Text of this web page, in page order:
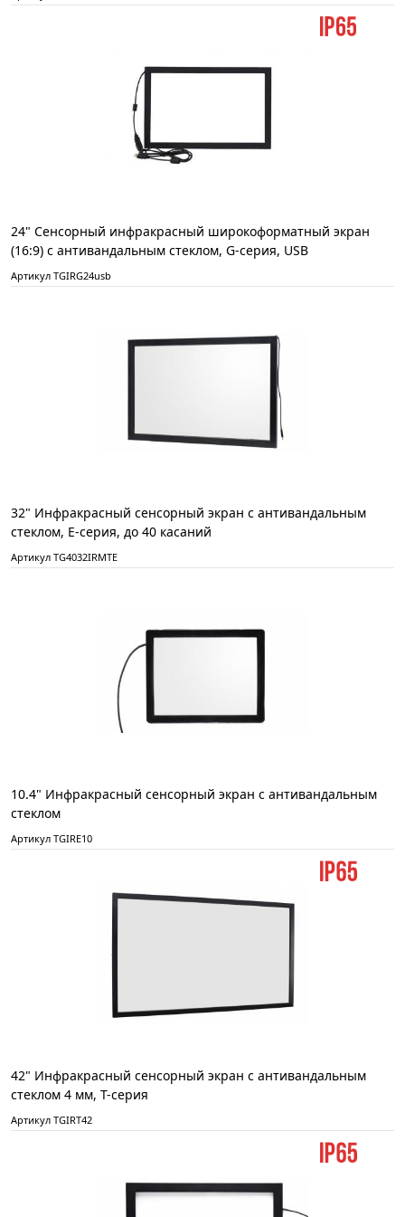
24" Сенсорный инфракрасный широкоформатный экран
(16:9) с антивандальным стеклом, G-серия, USB
Артикул TGIRG24usb
32" Инфракрасный сенсорный экран с антивандальным
стеклом, Е-серия, до 40 касаний
Артикул TG4032IRMTE
10.4" Инфракрасный сенсорный экран с антивандальным
стеклом
Артикул TGIRE10
42" Инфракрасный сенсорный экран с антивандальным
стеклом 4 мм, T-серия
Артикул TGIRT42